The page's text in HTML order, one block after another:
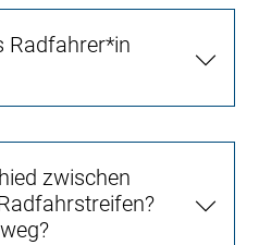
Radfahrer*in
zwischen